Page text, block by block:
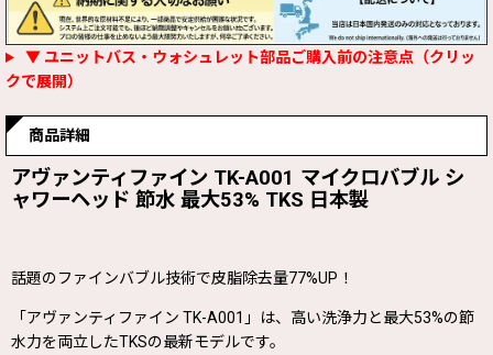
▼ ユニットバス・ウォシュレット部品ご購入前の注意点（クリッ
クで展開）
商品詳細
アヴァンティファイン TK-A001 マイクロバブル シ
ャワーヘッド 節水 最大53% TKS 日本製
話題のファインバブル技術で皮脂除去量77%UP！
「アヴァンティファイン TK-A001」は、高い洗浄力と最大53%の節
水力を両立したTKSの最新モデルです。